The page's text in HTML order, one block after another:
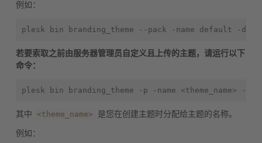
例如：
若要索取之前由服务器管理员自定义且上传的主题，请运行以下
命令：
其中 <theme_name> 是您在创建主题时分配给主题的名称。
例如：